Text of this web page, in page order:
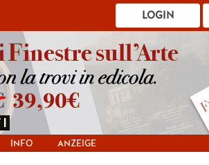
LOGIN
INFO ANZEIGE